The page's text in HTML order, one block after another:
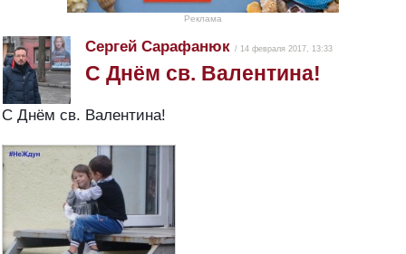
Реклама
Сергей Сарафанюк / 14 февраля 2017, 13:33
С Днём св. Валентина!
С Днём св. Валентина!